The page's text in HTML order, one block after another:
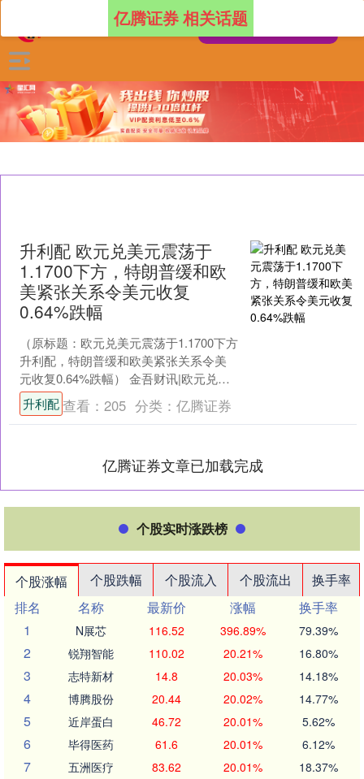
亿腾证券 相关话题
升利配 欧元兑美元震荡于
1.1700下方，特朗普缓和欧
美紧张关系令美元收复
0.64%跌幅
（原标题：欧元兑美元震荡于1.1700下方
升利配，特朗普缓和欧美紧张关系令美
元收复0.64%跌幅） 金吾财讯|欧元兑美
元汇率周四维持在1.1700关口下方，较
周....
升利配查看： 205 分类： 亿腾证券
亿腾证券文章已加载完成
个股实时涨跌榜
个股涨幅 个股跌幅 个股流入 个股流出
换手率
排名
名称 最新价 涨幅
换手率
1
N展芯 116.52 396.89% 79.39%
2 锐翔智能 110.02 20.21% 16.80%
3 志特新材 14.8 20.03% 14.18%
4 博腾股份 20.44 20.02% 14.77%
5 近岸蛋白 46.72 20.01% 5.62%
6 毕得医药 61.6 20.01% 6.12%
7 五洲医疗 83.62 20.01% 18.37%